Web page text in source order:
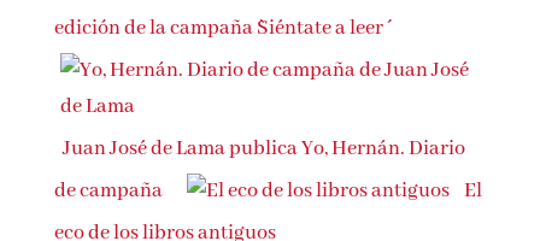
edición de la campaña `Siéntate a leer´
Juan José de Lama publica Yo, Hernán. Diario
de campaña
El
eco de los libros antiguos